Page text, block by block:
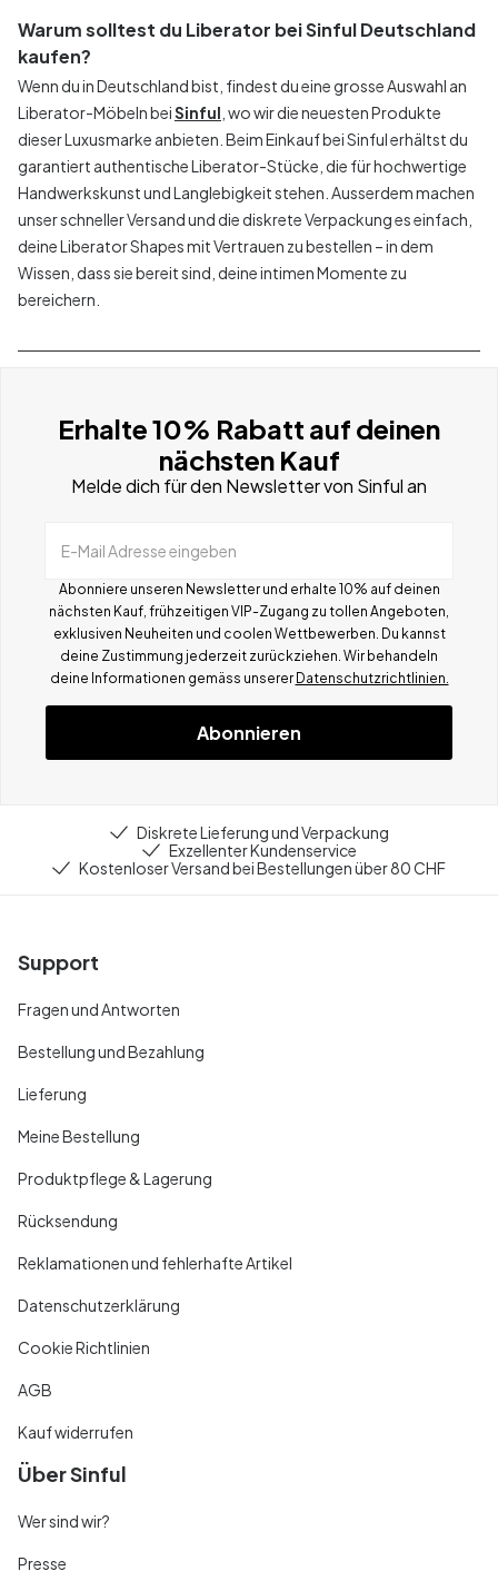
Warum solltest du Liberator bei Sinful Deutschland
kaufen?
Wenn du in Deutschland bist, findest du eine grosse Auswahl an
Liberator-Möbeln beiSinful , wo wir die neuesten Produkte
dieser Luxusmarke anbieten. Beim Einkauf bei Sinful erhältst du
garantiert authentische Liberator-Stücke, die für hochwertige
Handwerkskunst und Langlebigkeit stehen. Ausserdem machen
unser schneller Versand und die diskrete Verpackung es einfach,
deine Liberator Shapes mit Vertrauen zu bestellen – in dem
Wissen, dass sie bereit sind, deine intimen Momente zu
bereichern.
Erhalte 10% Rabatt auf deinen
nächsten Kauf
Melde dich für den Newsletter von Sinful an
E-Mail Adresse eingeben
Abonniere unseren Newsletter und erhalte 10% auf deinen
nächsten Kauf, frühzeitigen VIP-Zugang zu tollen Angeboten,
exklusiven Neuheiten und coolen Wettbewerben. Du kannst
deine Zustimmung jederzeit zurückziehen. Wir behandeln
deine Informationen gemäss unserer Datenschutzrichtlinien.
Abonnieren
Diskrete Lieferung und Verpackung
Exzellenter Kundenservice
Kostenloser Versand bei Bestellungen über 80 CHF
Support
Fragen und Antworten
Bestellung und Bezahlung
Lieferung
Meine Bestellung
Produktpflege & Lagerung
Rücksendung
Reklamationen und fehlerhafte Artikel
Datenschutzerklärung
Cookie Richtlinien
AGB
Kauf widerrufen
Über Sinful
Wer sind wir?
Presse